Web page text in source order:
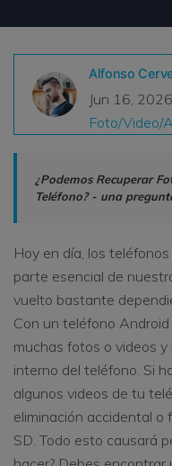
Recoverit
Recupera datos
Otros Productos
Repairit - Reparar
UBackit - Respaldar
search
Alfonso
Jun 16,
Foto/Video/
¿Podemos Recuperar
Teléfono? - una
Hoy en día, los
parte esencial de
vuelto bastante
Con un teléfono
muchas fotos o videos
interno del teléfono. Si
algunos videos de tu
eliminación accidental
SD. Todo esto causará